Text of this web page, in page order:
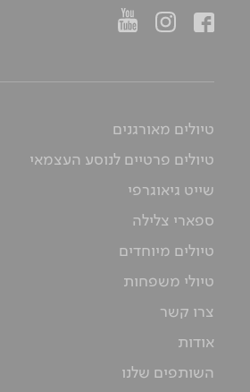
טיולים מאורגנים
טיולים פרטיים לנוסע העצמאי
שייט גיאוגרפי
ספארי צלילה
טיולים מיוחדים
טיולי משפחות
צרו קשר
אודות
השותפים שלנו